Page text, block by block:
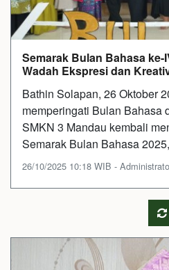
Semarak Bulan Bahasa ke-
Wadah Ekspresi dan
Bathin Solapan, 26 Oktober
memperingati Bulan Bahasa
SMKN 3 Mandau kembali
Semarak Bulan Bahasa
26/10/2025 10:18 WIB -